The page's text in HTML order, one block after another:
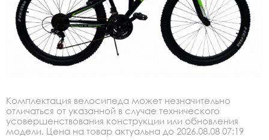
Комплектация велосипеда может незначительно
отличаться от указанной в случае технического
усовершенствования конструкции или обновления
модели. Цена на товар актуальна до 2026.08.08 07:19